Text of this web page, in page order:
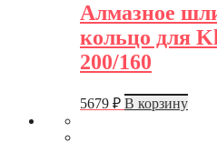
Алмазное
кольцо для
200/160
5679 ₽ В корзину